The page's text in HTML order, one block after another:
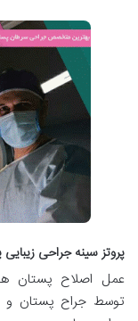
پروتز سینه جراحی
عمل اصلاح پستان
توسط جراح پستان و